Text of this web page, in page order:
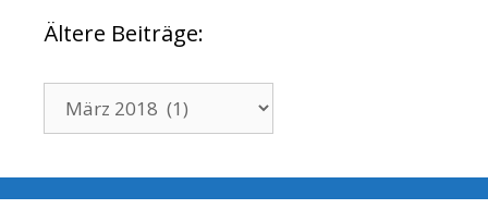
Ältere Beiträge:
Beiträge: